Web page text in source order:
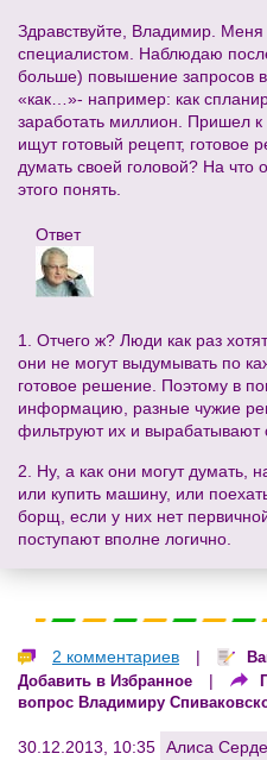
Здравствуйте, Владимир.
специалистом. Наблюдаю
больше) повышение запросов в
«как…»- например: как
заработать миллион. Пришел
ищут готовый рецепт, готовое
думать своей головой? На что
этого понять.
Ответ
1. Отчего ж? Люди как раз
они не могут выдумывать по
готовое решение. Поэтому в
информацию, разные чужие
фильтруют их и вырабатывают
2. Ну, а как они могут думать,
или купить машину, или
борщ, если у них нет
поступают вполне логично.
2 комментариев |
Добавить в Избранное |
вопрос Владимиру
30.12.2013, 10:35 Алиса